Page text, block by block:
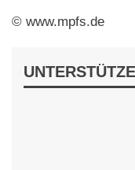
© www.mpfs.de